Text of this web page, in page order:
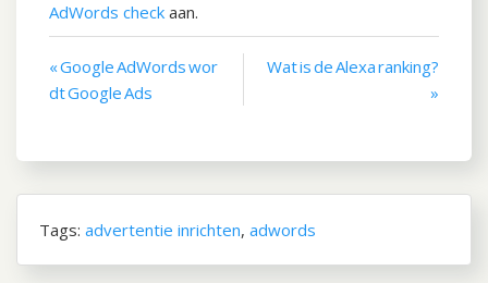
AdWords check aan.
Bericht
« Google AdWords wor
dt Google Ads
Wat is de Alexa ranking?
»
Tags: advertentie inrichten, adwords